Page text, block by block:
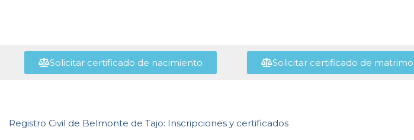
Solicitar certificado de nacimiento Solicitar certificado de
Registro Civil de Belmonte de Tajo: Inscripciones y certificados